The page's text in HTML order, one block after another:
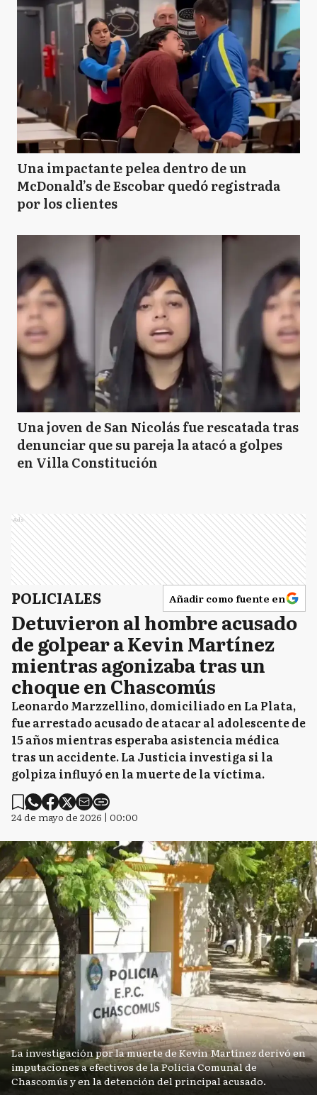
Una impactante pelea dentro de un
McDonald’s de Escobar quedó registrada
por los clientes
Una joven de San Nicolás fue rescatada tras
denunciar que su pareja la atacó a golpes
en Villa Constitución
Ads
POLICIALES Añadir como fuente en
Detuvieron al hombre acusado
de golpear a Kevin Martínez
mientras agonizaba tras un
choque en Chascomús
Leonardo Marzzellino, domiciliado en La Plata,
fue arrestado acusado de atacar al adolescente de
15 años mientras esperaba asistencia médica
tras un accidente. La Justicia investiga si la
golpiza influyó en la muerte de la víctima.
24 de mayo de 2026 | 00:00
La investigación por la muerte de Kevin Martínez derivó en
imputaciones a efectivos de la Policía Comunal de
Chascomús y en la detención del principal acusado.